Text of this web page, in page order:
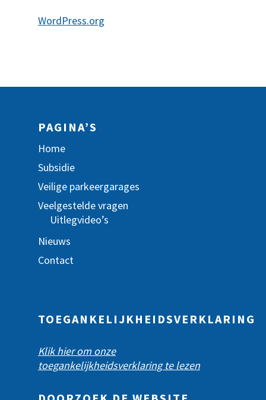
WordPress.org
PAGINA’S
Home
Subsidie
Veilige parkeergarages
Veelgestelde vragen
Uitlegvideo’s
Nieuws
Contact
TOEGANKELIJKHEIDSVERKLARING
Klik hier om onze
toegankelijkheidsverklaring te lezen